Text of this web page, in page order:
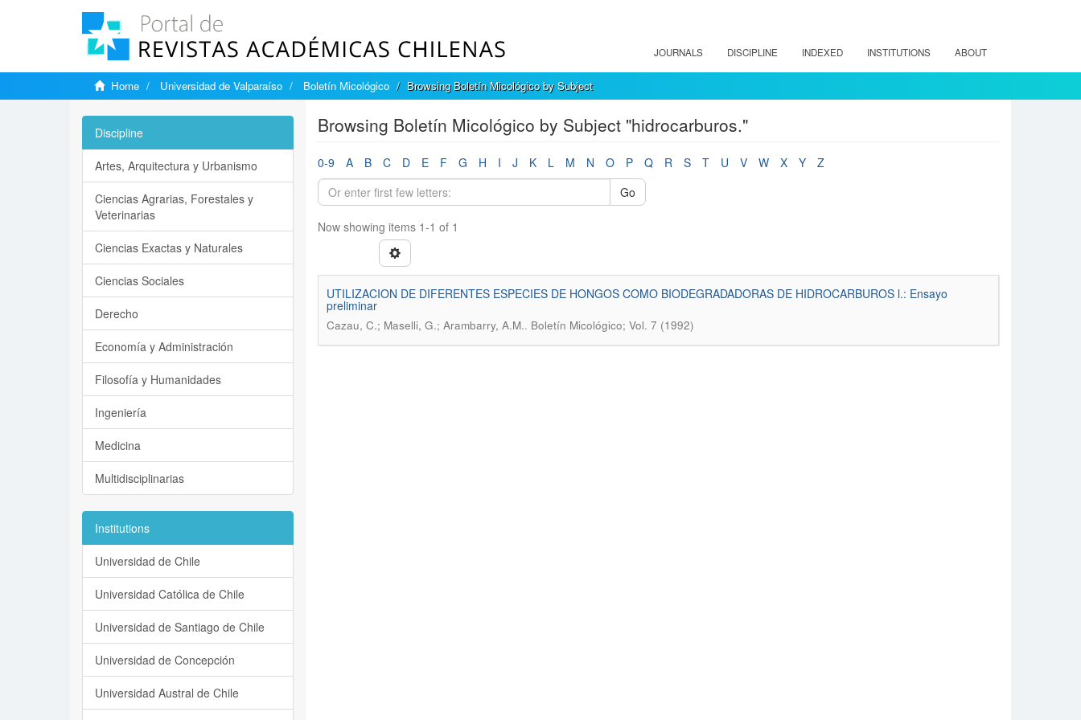
JOURNALS DISCIPLINE INDEXED INSTITUTIONS ABOUT
Home Universidad de Valparaíso Boletín Micológico Browsing Boletín Micológico by Subject
Browsing Boletín Micológico by Subject "hidrocarburos."
0-9 A B C D E F G H I J K L M N O P Q R S T U V W X Y
Z
Go
Now showing items 1-1 of 1
UTILIZACION DE DIFERENTES ESPECIES DE HONGOS COMO BIODEGRADADORAS DE HIDROCARBUROS l.: Ensayo
preliminar
Cazau, C.; Maselli, G.; Arambarry, A.M.. Boletín Micológico; Vol. 7 (1992)
Discipline
Artes, Arquitectura y Urbanismo
Ciencias Agrarias, Forestales y
Veterinarias
Ciencias Exactas y Naturales
Ciencias Sociales
Derecho
Economía y Administración
Filosofía y Humanidades
Ingeniería
Medicina
Multidisciplinarias
Institutions
Universidad de Chile
Universidad Católica de Chile
Universidad de Santiago de Chile
Universidad de Concepción
Universidad Austral de Chile